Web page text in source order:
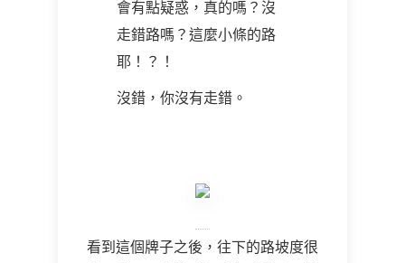
會有點疑惑，真的嗎？沒
走錯路嗎？這麼小條的路
耶！？！
沒錯，你沒有走錯。
看到這個牌子之後，往下的路坡度很